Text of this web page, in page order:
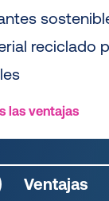
reciclado
las ventajas
Ventajas